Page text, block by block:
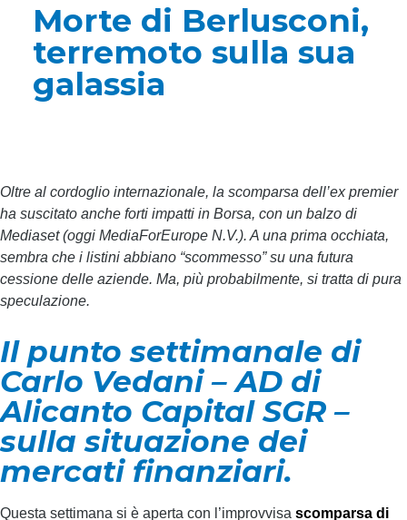
Morte di Berlusconi,
terremoto sulla sua
galassia
Oltre al cordoglio internazionale, la scomparsa dell’ex premier
ha suscitato anche forti impatti in Borsa, con un balzo di
Mediaset (oggi MediaForEurope N.V.). A una prima occhiata,
sembra che i listini abbiano “scommesso” su una futura
cessione delle aziende. Ma, più probabilmente, si tratta di pura
speculazione.
Il punto settimanale di
Carlo Vedani – AD di
Alicanto Capital SGR –
sulla situazione dei
mercati finanziari.
Questa settimana si è aperta con l’improvvisa scomparsa di